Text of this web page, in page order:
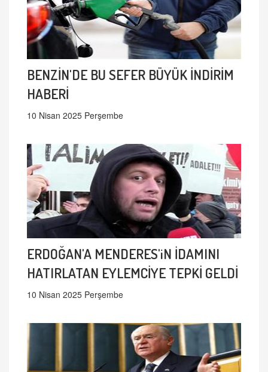
BENZİN'DE BU SEFER BÜYÜK İNDİRİM
HABERİ
10 Nisan 2025 Perşembe
ERDOĞAN'A MENDERES'iN İDAMINI
HATIRLATAN EYLEMCİYE TEPKİ GELDİ
10 Nisan 2025 Perşembe